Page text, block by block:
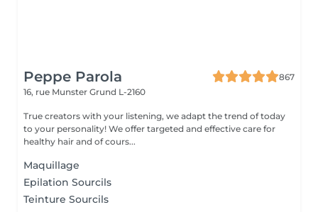
Peppe Parola
867
16, rue Munster Grund L-2160
True creators with your listening, we adapt the trend of today
to your personality! We offer targeted and effective care for
healthy hair and of cours...
Maquillage
Epilation Sourcils
Teinture Sourcils